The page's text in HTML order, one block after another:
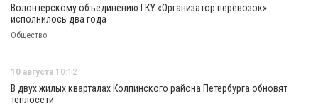
Волонтерскому объединению ГКУ «Организатор перевозок»
исполнилось два года
Общество
10 августа 10:12
В двух жилых кварталах Колпинского района Петербурга обновят
теплосети